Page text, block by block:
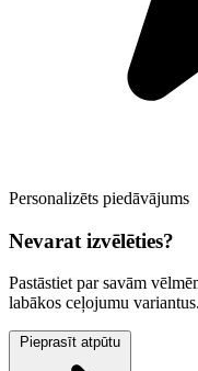
Personalizēts piedāvājums
Nevarat izvēlēties?
Pastāstiet par savām
labākos ceļojumu variantus.
Pieprasīt atpūtu